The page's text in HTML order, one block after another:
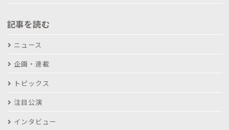
記事を読む
ニュース
企画・連載
トピックス
注目公演
インタビュー